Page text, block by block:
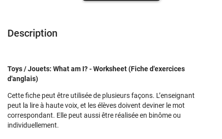
Description
Toys / Jouets: What am I? - Worksheet (Fiche d'exercices
d'anglais)
Cette fiche peut être utilisée de plusieurs façons. L’enseignant
peut la lire à haute voix, et les élèves doivent deviner le mot
correspondant. Elle peut aussi être réalisée en binôme ou
individuellement.